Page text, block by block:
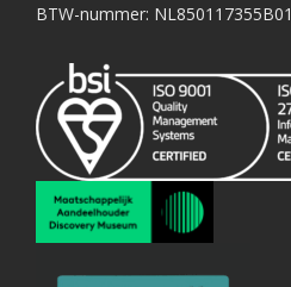
BTW-nummer: NL850117355B01